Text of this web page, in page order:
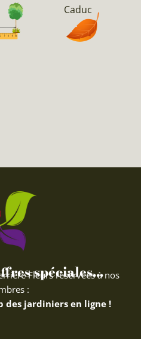
Caduc
spéciales...
Fleurs réservées à nos
:
des jardiniers en ligne !